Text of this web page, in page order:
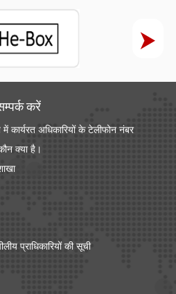
करें
कार्यरत अधिकारियों के टेलीफोन नंबर
क्या है।
प्राधिकारियों की सूची